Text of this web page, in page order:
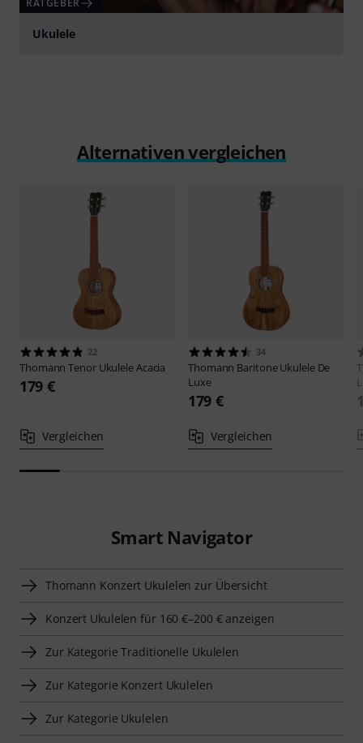
RATGEBER
Ukulele
Alternativen vergleichen
22
ThomannTenor Ukulele Acacia
179 €
Vergleichen
34
Thomann Baritone Ukulele De
Luxe
179 €
Vergleichen
Smart Navigator
Thomann Konzert Ukulelen zur Übersicht
Konzert Ukulelen für 160 €–200 € anzeigen
Zur Kategorie Traditionelle Ukulelen
Zur Kategorie Konzert Ukulelen
Zur Kategorie Ukulelen